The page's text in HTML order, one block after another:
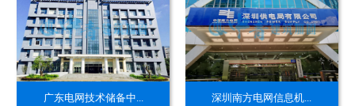
​广东电网技术储备中... ​深圳南方电网信息机...